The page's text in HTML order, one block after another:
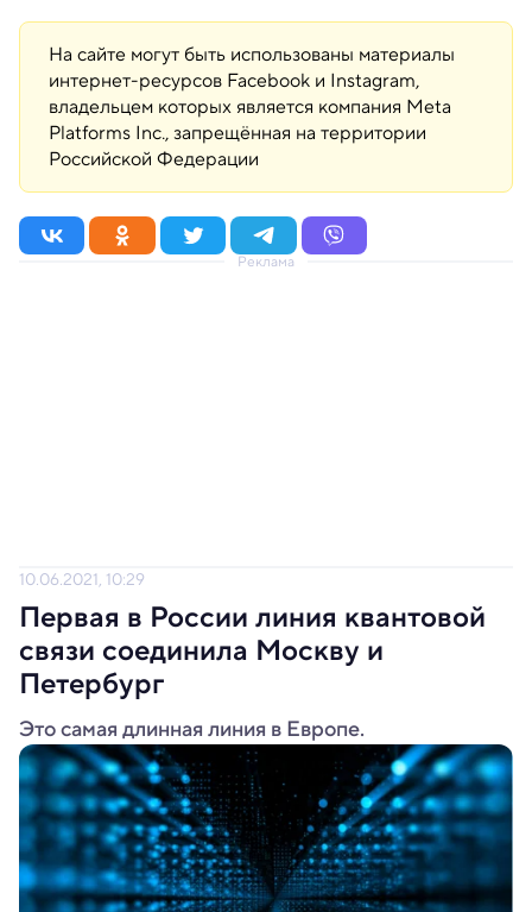
На сайте могут быть использованы материалы
интернет-ресурсов Facebook и Instagram,
владельцем которых является компания Meta
Platforms Inc., запрещённая на территории
Российской Федерации
Реклама
10.06.2021, 10:29
Первая в России линия квантовой
связи соединила Москву и
Петербург
Это самая длинная линия в Европе.